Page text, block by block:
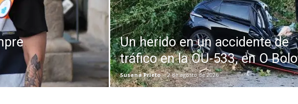
Un herido en un accidente de
tráfico en la OU-533, en O Bolo
Susana Prieto - 2 de agosto de 2026